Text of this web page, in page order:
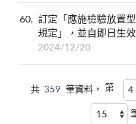
60
訂定「應施檢驗放置
規定」，並自即日生效
2024/12/20
共 359 筆資料， 第